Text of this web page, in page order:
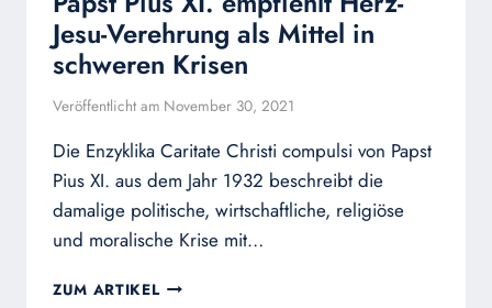
Jesu-Verehrung als Mittel in
schweren Krisen
Veröffentlicht am November 30, 2021
Die Enzyklika Caritate Christi compulsi von Papst
Pius XI. aus dem Jahr 1932 beschreibt die
damalige politische, wirtschaftliche, religiöse
und moralische Krise mit…
ZUM ARTIKEL PAPST